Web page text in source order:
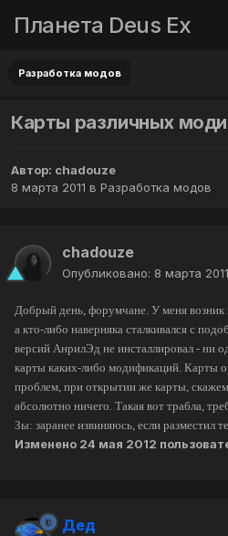
Планета Deus Ex
Разработка модов
Карты различных
Автор: chadouze
8 марта 2011 в Разработка модов
chadouze
Опубликовано: 8 марта 2011
Добрый день, форумчане. У меня возник
а кто-либо наверняка сталкивался с
версий АнрилЭд не инсталлировал - ни
карты каких-либо модификаций. Карты
проблем, при открытии же карты,
абсолютно ничего. Такая вот трабла,
Зы: заранее извиняюсь, если разместил
Изменено 24 мая 2012
Дед